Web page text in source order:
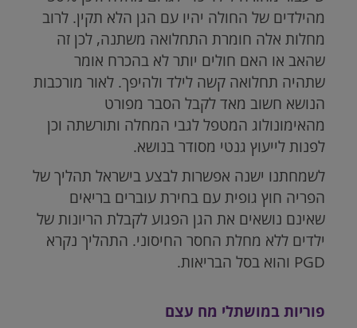
מהילדים של החולה יהיו עם הגן הלא תקין. לרוב
מחלות אלה חומרת התחלואה משתנה, לכן זה
שהאב או האם חולים יותר לא בהכרח אומר
שתהיה תחלואה קשה לילד ולהיפך. לאור מורכבות
הנושא חשוב מאד לקבל הסבר מפורט
מהאימונולוג המטפל לגבי המחלה ותורשתה וכן
לפנות לייעוץ גנטי מסודר בנושא.
לשמחתנו ישנה אפשרות לבצע בישראל תהליך של
הפריה חוץ גופית עם בחירת עוברים בריאים
שאינם נושאים את הגן הפגוע לקבלת הריונות של
ילדים ללא מחלת החסר החיסוני. התהליך נקרא
PGD והוא בסל הבריאות.
פוריות במושתלי מח עצם